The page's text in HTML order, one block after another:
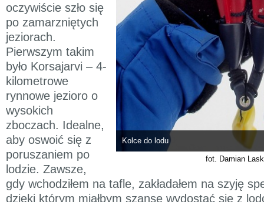
Kolce do lodu
fot. Damian
oczywiście szło się
po zamarzniętych
jeziorach.
Pierwszym takim
było Korsajarvi – 4-
kilometrowe
rynnowe jezioro o
wysokich
zboczach. Idealne,
aby oswoić się z
poruszaniem po
lodzie. Zawsze,
gdy wchodziłem na tafle, zakładałem na szyję
dzięki którym miałbym szanse wydostać się z